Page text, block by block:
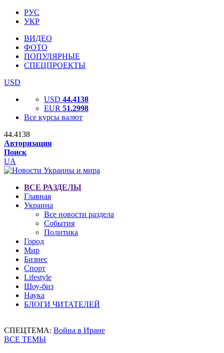
РУС
УКР
ВИДЕО
ФОТО
ПОПУЛЯРНЫЕ
СПЕЦПРОЕКТЫ
USD
USD 44.4138
EUR 51.2998
Все курсы валют
44.4138
Авторизация
Поиск
UA
ВСЕ РАЗДЕЛЫ
Главная
Украина
Все новости раздела
События
Политика
Город
Мир
Бизнес
Спорт
Lifestyle
Шоу-биз
Наука
БЛОГИ ЧИТАТЕЛЕЙ
СПЕЦТЕМА: Война в Иране
ВСЕ ТЕМЫ